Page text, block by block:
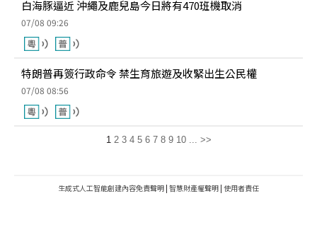
白海豚逼近 沖繩及鹿兒島今日將有470班機取消
07/08 09:26
特朗普再簽行政命令 禁生育旅遊及收緊出生公民權
07/08 08:56
1 2 3 4 5 6 7 8 9 10 ... >>
生成式人工智能創建內容免責聲明 | 智慧財產權聲明 | 使用者責任